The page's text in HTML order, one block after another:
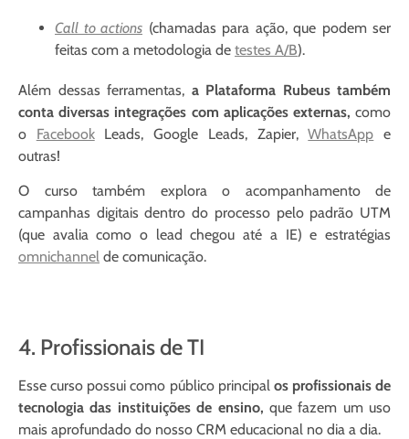
Call to actions (chamadas para ação, que podem ser
feitas com a metodologia de testes A/B).
Além dessas ferramentas, a Plataforma Rubeus também
conta diversas integrações com aplicações externas, como
o FacebookLeads, Google Leads, Zapier,WhatsApp e
outras!
O curso também explora o acompanhamento de
campanhas digitais dentro do processo pelo padrão UTM
(que avalia como o lead chegou até a IE) e estratégias
omnichannel de comunicação.
4. Profissionais de TI
Esse curso possui como público principal os profissionais de
tecnologia das instituições de ensino, que fazem um uso
mais aprofundado do nosso CRM educacional no dia a dia.